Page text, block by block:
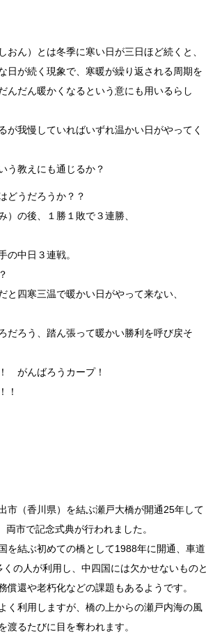
おん）とは冬季に寒い日が三日ほど続くと、
日が続く現象で、寒暖が繰り返される周期を
んだん暖かくなるという意にも用いるらし
が我慢していればいずれ温かい日がやってく
う教えにも通じるか？
どうだろうか？？
）の後、１勝１敗で３連勝、
の中日３連戦。
と四寒三温で暖かい日がやって来ない、
だろう、踏ん張って暖かい勝利を呼び戻そ
がんばろうカープ！
！
市（香川県）を結ぶ瀬戸大橋が開通25年して
両市で記念式典が行われました。
を結ぶ初めての橋として1988年に開通、車道
の人が利用し、中四国には欠かせないものと
償還や老朽化などの課題もあるようです。
く利用しますが、橋の上からの瀬戸内海の風
渡るたびに目を奪われます。